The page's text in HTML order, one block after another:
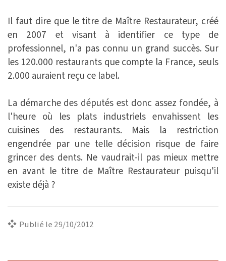
Il faut dire que le titre de Maître Restaurateur, créé
en 2007 et visant à identifier ce type de
professionnel, n'a pas connu un grand succès. Sur
les 120.000 restaurants que compte la France, seuls
2.000 auraient reçu ce label.
La démarche des députés est donc assez fondée, à
l'heure où les plats industriels envahissent les
cuisines des restaurants. Mais la restriction
engendrée par une telle décision risque de faire
grincer des dents. Ne vaudrait-il pas mieux mettre
en avant le titre de Maître Restaurateur puisqu'il
existe déjà ?
Publié le 29/10/2012